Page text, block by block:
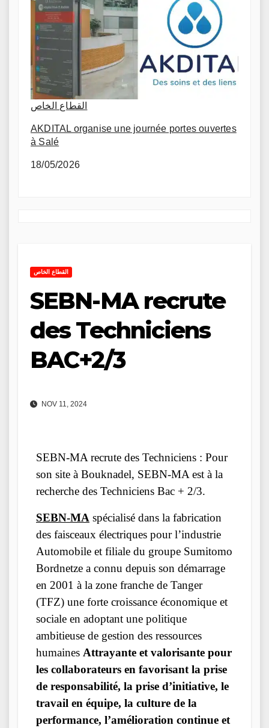
القطاع الخاص
AKDITAL organise une journée portes ouvertes
à Salé
18/05/2026
القطاع الخاص
SEBN-MA recrute
des Techniciens
BAC+2/3
NOV 11, 2024
SEBN-MA recrute des Techniciens : Pour
son site à Bouknadel, SEBN-MA est à la
recherche des Techniciens Bac + 2/3.
SEBN-MA spécialisé dans la fabrication
des faisceaux électriques pour l’industrie
Automobile et filiale du groupe Sumitomo
Bordnetze a connu depuis son démarrage
en 2001 à la zone franche de Tanger
(TFZ) une forte croissance économique et
sociale en adoptant une politique
ambitieuse de gestion des ressources
humaines Attrayante et valorisante pour
les collaborateurs en favorisant la prise
de responsabilité, la prise d’initiative, le
travail en équipe, la culture de la
performance, l’amélioration continue et